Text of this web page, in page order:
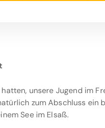
unsere Jugend im
zum Abschluss ein
See im Elsaß.